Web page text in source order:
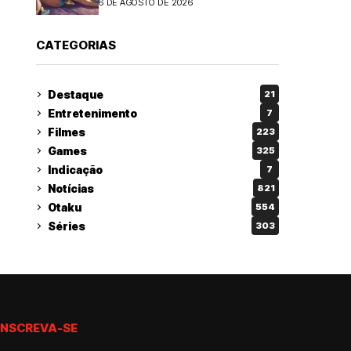
CATEGORIAS
Destaque 21
Entretenimento 7
Filmes 223
Games 325
Indicação 7
Notícias 821
Otaku 554
Séries 303
SE